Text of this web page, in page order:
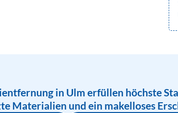
in Ulm erfüllen höchste
Materialien und ein makelloses